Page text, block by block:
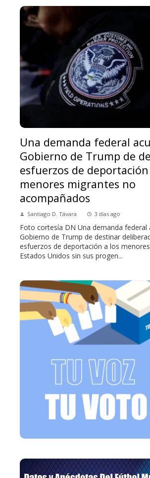
Una demanda federal
Gobierno de Trump de
esfuerzos de deportación
menores migrantes no
acompañados
Santiago D. Távara 3 días ago
Foto cortesía DN Una demanda federal
Gobierno de Trump de destinar
esfuerzos de deportación a los
Estados Unidos sin sus progen...